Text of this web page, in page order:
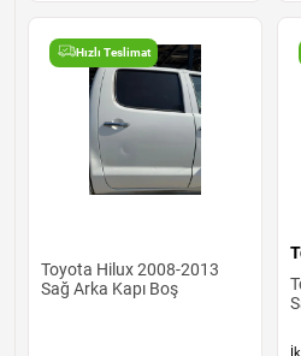
Hızlı Teslimat
Toyota Hilux 2008-2013
Sağ Arka Kapı Boş